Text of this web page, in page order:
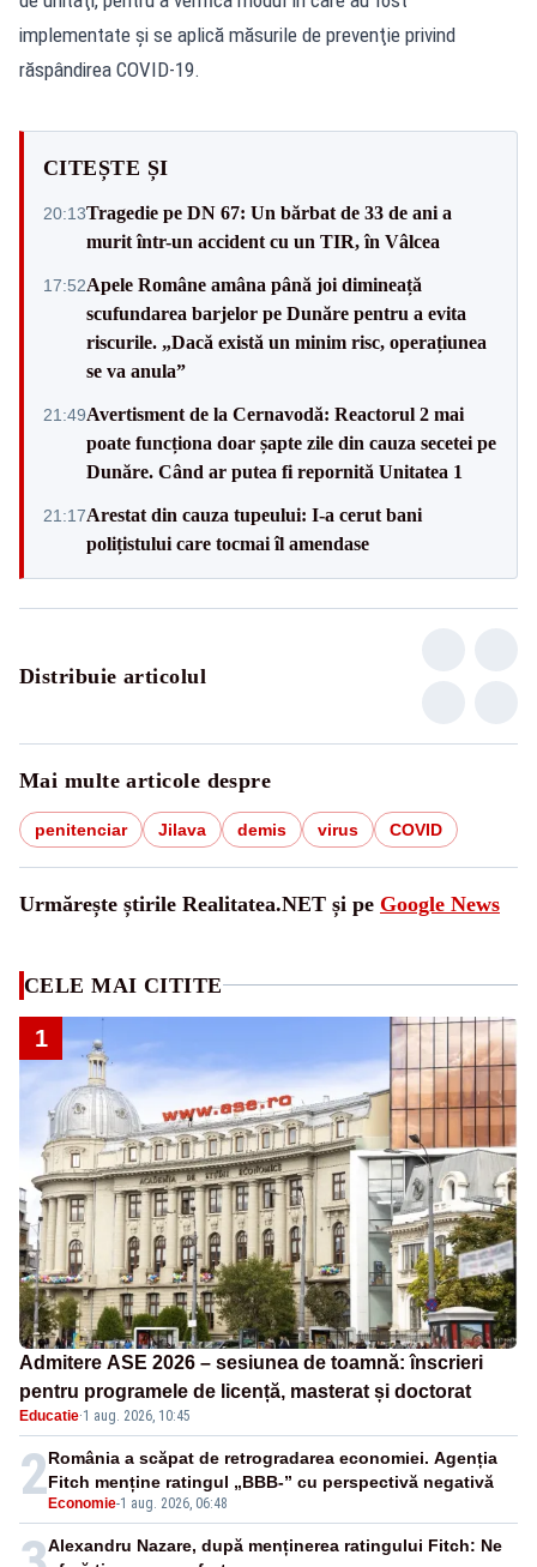
implementate și se aplică măsurile de prevenţie privind
răspândirea COVID-19.
CITEȘTE ȘI
20:13Tragedie pe DN 67: Un bărbat de 33 de ani a
murit într-un accident cu un TIR, în Vâlcea
17:52Apele Române amâna până joi dimineață
scufundarea barjelor pe Dunăre pentru a evita
riscurile. „Dacă există un minim risc, operațiunea
se va anula”
21:49Avertisment de la Cernavodă: Reactorul 2 mai
poate funcționa doar șapte zile din cauza secetei pe
Dunăre. Când ar putea fi repornită Unitatea 1
21:17Arestat din cauza tupeului: I-a cerut bani
polițistului care tocmai îl amendase
Distribuie articolul
Mai multe articole despre
penitenciar Jilava demis virus COVID
Urmărește știrile Realitatea.NET și pe Google News
CELE MAI CITITE
1
Admitere ASE 2026 – sesiunea de toamnă: înscrieri
pentru programele de licență, masterat și doctorat
Educatie·1 aug. 2026, 10:45
2 Economie-1 aug. 2026, 06:48
România a scăpat de retrogradarea economiei. Agenția
Fitch menține ratingul „BBB-” cu perspectivă negativă
Alexandru Nazare, după menținerea ratingului Fitch: Ne